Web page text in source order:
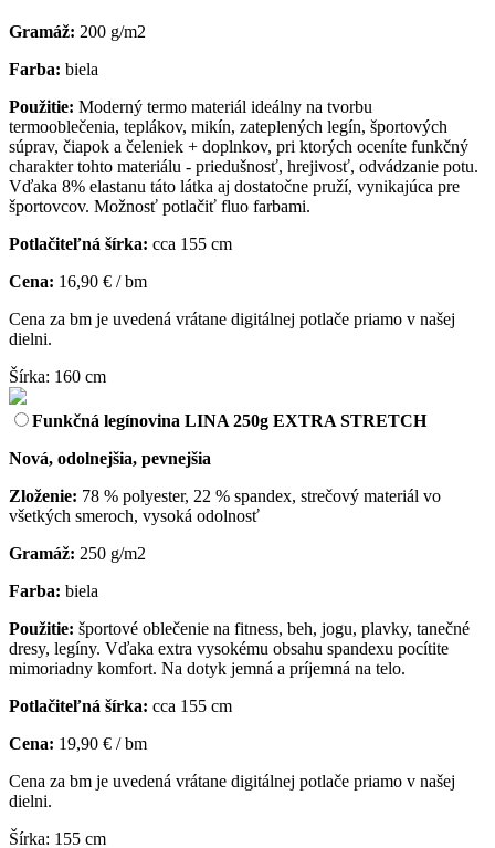
Gramáž: 200 g/m2
Farba: biela
Použitie: Moderný termo materiál ideálny na tvorbu
termooblečenia, teplákov, mikín, zateplených legín, športových
súprav, čiapok a čeleniek + doplnkov, pri ktorých oceníte funkčný
charakter tohto materiálu - priedušnosť, hrejivosť, odvádzanie potu.
Vďaka 8% elastanu táto látka aj dostatočne pruží, vynikajúca pre
športovcov. Možnosť potlačiť fluo farbami.
Potlačiteľná šírka: cca 155 cm
Cena: 16,90 € / bm
Cena za bm je uvedená vrátane digitálnej potlače priamo v našej
dielni.
Šírka: 160 cm
Funkčná legínovina LINA 250g EXTRA STRETCH
Nová, odolnejšia, pevnejšia
Zloženie: 78 % polyester, 22 % spandex, strečový materiál vo
všetkých smeroch, vysoká odolnosť
Gramáž: 250 g/m2
Farba: biela
Použitie: športové oblečenie na fitness, beh, jogu, plavky, tanečné
dresy, legíny. Vďaka extra vysokému obsahu spandexu pocítite
mimoriadny komfort. Na dotyk jemná a príjemná na telo.
Potlačiteľná šírka: cca 155 cm
Cena: 19,90 € / bm
Cena za bm je uvedená vrátane digitálnej potlače priamo v našej
dielni.
Šírka: 155 cm